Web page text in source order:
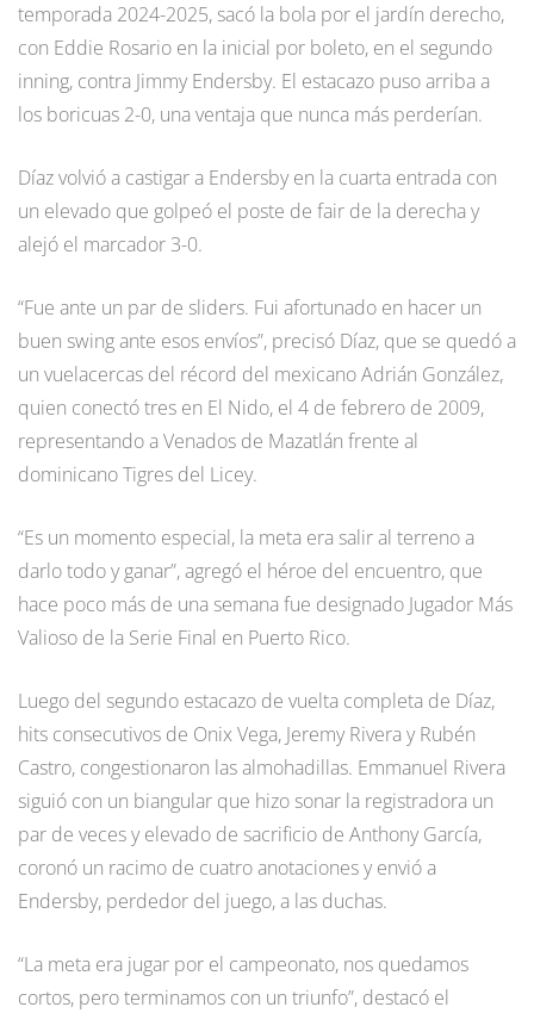
temporada 2024-2025, sacó la bola por el jardín derecho,
con Eddie Rosario en la inicial por boleto, en el segundo
inning, contra Jimmy Endersby. El estacazo puso arriba a
los boricuas 2-0, una ventaja que nunca más perderían.
Díaz volvió a castigar a Endersby en la cuarta entrada con
un elevado que golpeó el poste de fair de la derecha y
alejó el marcador 3-0.
“Fue ante un par de sliders. Fui afortunado en hacer un
buen swing ante esos envíos”, precisó Díaz, que se quedó a
un vuelacercas del récord del mexicano Adrián González,
quien conectó tres en El Nido, el 4 de febrero de 2009,
representando a Venados de Mazatlán frente al
dominicano Tigres del Licey.
“Es un momento especial, la meta era salir al terreno a
darlo todo y ganar”, agregó el héroe del encuentro, que
hace poco más de una semana fue designado Jugador Más
Valioso de la Serie Final en Puerto Rico.
Luego del segundo estacazo de vuelta completa de Díaz,
hits consecutivos de Onix Vega, Jeremy Rivera y Rubén
Castro, congestionaron las almohadillas. Emmanuel Rivera
siguió con un biangular que hizo sonar la registradora un
par de veces y elevado de sacrificio de Anthony García,
coronó un racimo de cuatro anotaciones y envió a
Endersby, perdedor del juego, a las duchas.
“La meta era jugar por el campeonato, nos quedamos
cortos, pero terminamos con un triunfo”, destacó el